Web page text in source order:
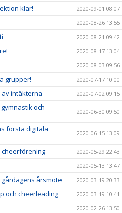
klar! 2020-09-01 08:07
2020-08-26 13:55
2020-08-21 09:42
2020-08-17 13:04
2020-08-03 09:56
grupper! 2020-07-17 10:00
av intäkterna 2020-07-02 09:15
och
2020-06-30 09:50
första digitala
2020-06-15 13:09
cheerförening 2020-05-29 22:43
2020-05-13 13:47
gårdagens årsmöte 2020-03-19 20:33
och cheerleading 2020-03-19 10:41
2020-02-26 13:50